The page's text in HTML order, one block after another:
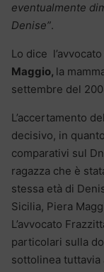
eventualmente
Denise”.
Lo dice l’avvocato
Maggio, la
settembre del
L’accertamento
decisivo, in
comparativi sul
ragazza che è
stessa età di
Sicilia, Piera
L’avvocato
particolari sulla
sottolinea